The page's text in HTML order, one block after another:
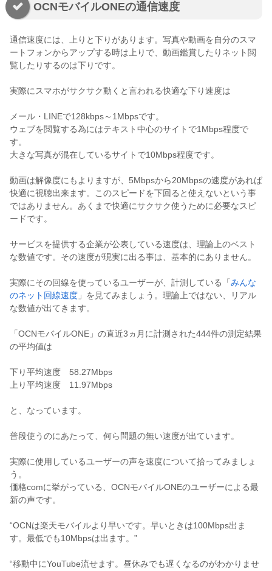
OCNモバイルONEの通信速度
通信速度には、上りと下りがあります。写真や動画を自分のスマ
ートフォンからアップする時は上りで、動画鑑賞したりネット閲
覧したりするのは下りです。
実際にスマホがサクサク動くと言われる快適な下り速度は
メール・LINEで128kbps～1Mbpsです。
ウェブを閲覧する為にはテキスト中心のサイトで1Mbps程度で
す。
大きな写真が混在しているサイトで10Mbps程度です。
動画は解像度にもよりますが、5Mbpsから20Mbpsの速度があれば
快適に視聴出来ます。このスピードを下回ると使えないという事
ではありません。あくまで快適にサクサク使うために必要なスピ
ードです。
サービスを提供する企業が公表している速度は、理論上のベスト
な数値です。その速度が現実に出る事は、基本的にありません。
実際にその回線を使っているユーザーが、計測している「 みんな
のネット回線速度 」を見てみましょう。理論上ではない、リアル
な数値が出てきます。
「OCNモバイルONE」の直近3ヵ月に計測された444件の測定結果
の平均値は
下り平均速度 58.27Mbps
上り平均速度 11.97Mbps
と、なっています。
普段使うのにあたって、何ら問題の無い速度が出ています。
実際に使用しているユーザーの声を速度について拾ってみましょ
う。
価格comに挙がっている、OCNモバイルONEのユーザーによる最
新の声です。
“OCNは楽天モバイルより早いです。早いときは100Mbps出ま
す。最低でも10Mbpsは出ます。”
“移動中にYouTube流せます。昼休みでも遅くなるのがわかりませ